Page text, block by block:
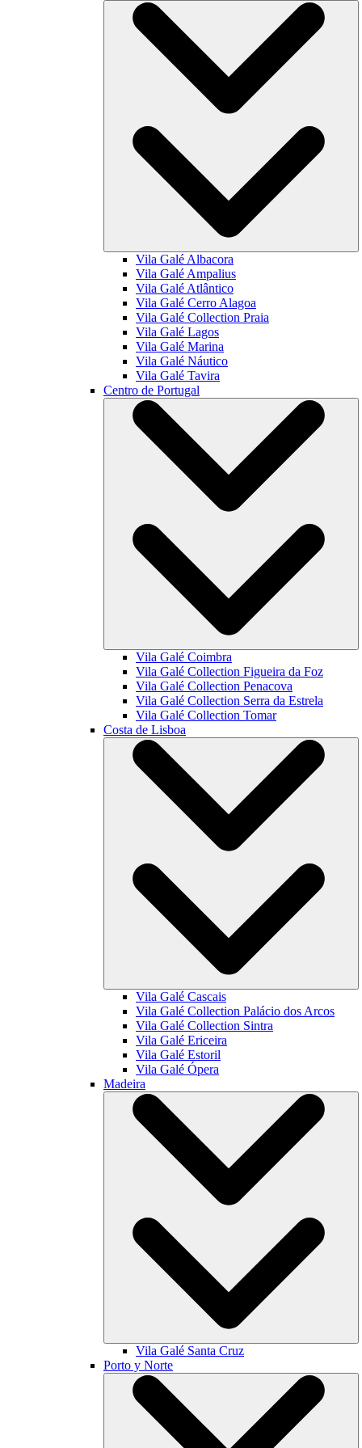
Vila Galé Albacora
Vila Galé Ampalius
Vila Galé Atlântico
Vila Galé Cerro Alagoa
Vila Galé Collection Praia
Vila Galé Lagos
Vila Galé Marina
Vila Galé Náutico
Vila Galé Tavira
Centro de Portugal
Vila Galé Coimbra
Vila Galé Collection Figueira da Foz
Vila Galé Collection Penacova
Vila Galé Collection Serra da Estrela
Vila Galé Collection Tomar
Costa de Lisboa
Vila Galé Cascais
Vila Galé Collection Palácio dos Arcos
Vila Galé Collection Sintra
Vila Galé Ericeira
Vila Galé Estoril
Vila Galé Ópera
Madeira
Vila Galé Santa Cruz
Porto y Norte